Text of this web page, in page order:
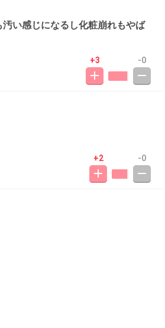
い感じになるし化粧崩れもやば
+3 -0
+2 -0